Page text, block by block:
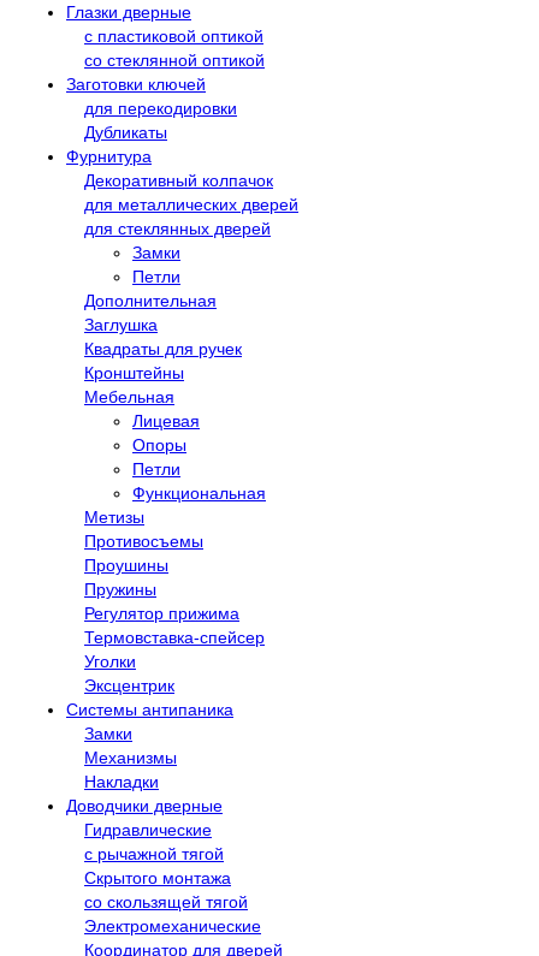
Глазки дверные
с пластиковой оптикой
со стеклянной оптикой
Заготовки ключей
для перекодировки
Дубликаты
Фурнитура
Декоративный колпачок
для металлических дверей
для стеклянных дверей
Замки
Петли
Дополнительная
Заглушка
Квадраты для ручек
Кронштейны
Мебельная
Лицевая
Опоры
Петли
Функциональная
Метизы
Противосъемы
Проушины
Пружины
Регулятор прижима
Термовставка-спейсер
Уголки
Эксцентрик
Системы антипаника
Замки
Механизмы
Накладки
Доводчики дверные
Гидравлические
с рычажной тягой
Скрытого монтажа
со скользящей тягой
Электромеханические
Координатор для дверей